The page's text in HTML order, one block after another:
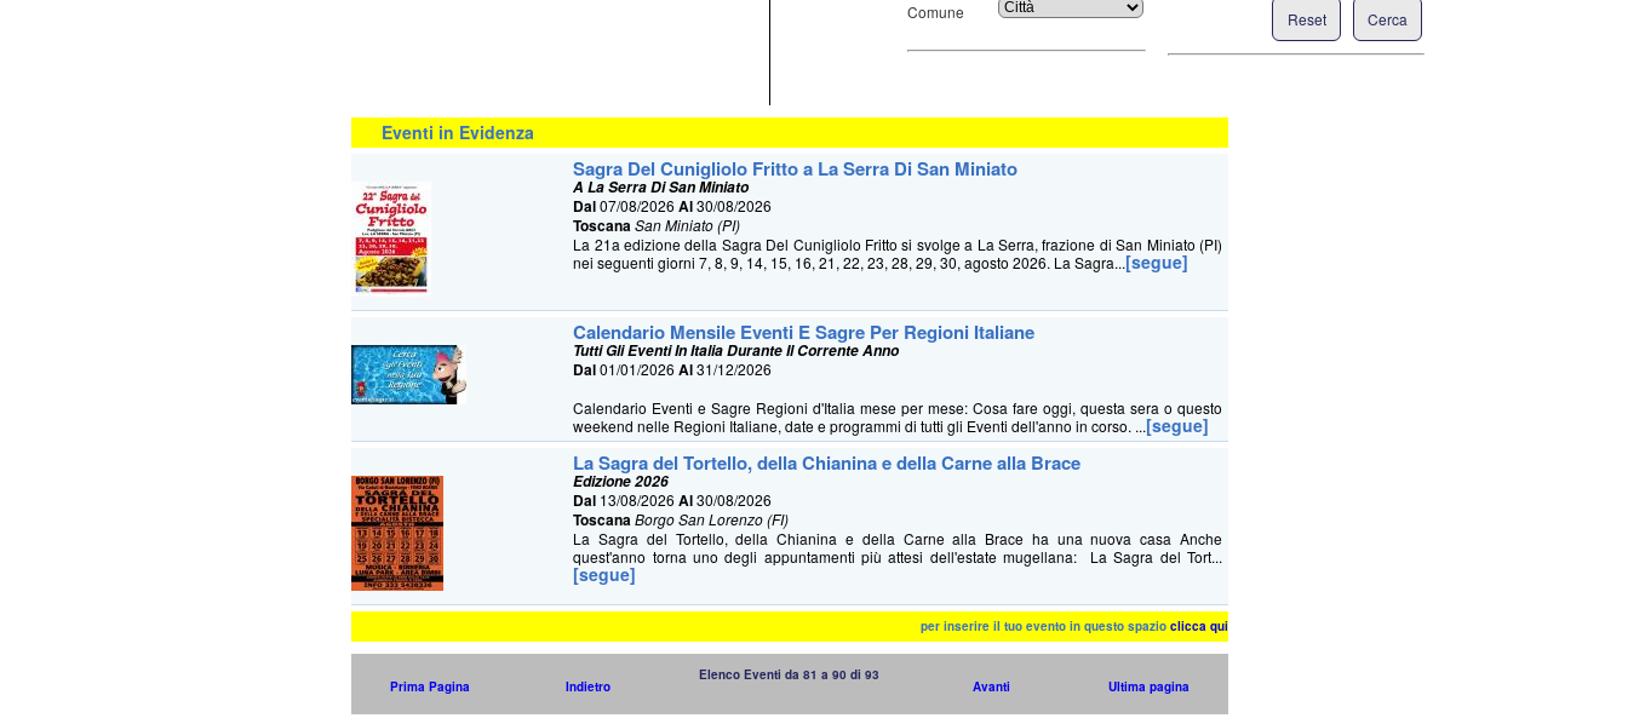
Comune Cerca
Reset
Eventi in Evidenza
Sagra Del Cunigliolo Fritto a La Serra Di San Miniato
A La Serra Di San Miniato
Dal07/08/2026Al30/08/2026
ToscanaSan Miniato (PI)
La 21a edizione della Sagra Del Cunigliolo Fritto si svolge a La Serra, frazione di San Miniato (PI)
nei seguenti giorni 7, 8, 9, 14, 15, 16, 21, 22, 23, 28, 29, 30, agosto 2026. La Sagra...[segue]
Calendario Mensile Eventi E Sagre Per Regioni Italiane
Tutti Gli Eventi In Italia Durante Il Corrente Anno
Dal01/01/2026Al31/12/2026
Calendario Eventi e Sagre Regioni d'Italia mese per mese: Cosa fare oggi, questa sera o questo
weekend nelle Regioni Italiane, date e programmi di tutti gli Eventi dell'anno in corso. ...[segue]
La Sagra del Tortello, della Chianina e della Carne alla Brace
Edizione 2026
Dal 13/08/2026Al30/08/2026
ToscanaBorgo San Lorenzo (FI)
La Sagra del Tortello, della Chianina e della Carne alla Brace ha una nuova casa Anche
quest'anno torna uno degli appuntamenti più attesi dell'estate mugellana: La Sagra del Tort...
[segue]
per inserire il tuo evento in questo spazio clicca qui
Prima Pagina Indietro
Elenco Eventi da 81 a 90 di 93
Avanti Ultima pagina